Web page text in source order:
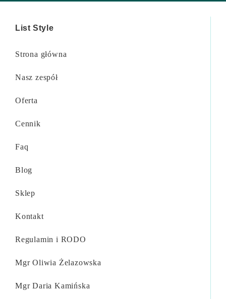
List Style
Strona główna
Nasz zespół
Oferta
Cennik
Faq
Blog
Sklep
Kontakt
Regulamin i RODO
Mgr Oliwia Żelazowska​
Mgr Daria Kamińska​